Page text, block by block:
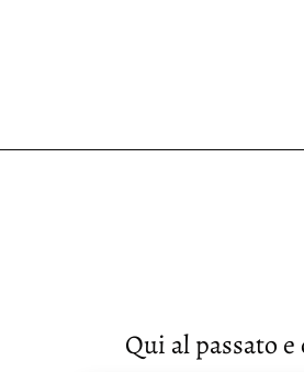
Qui al passato